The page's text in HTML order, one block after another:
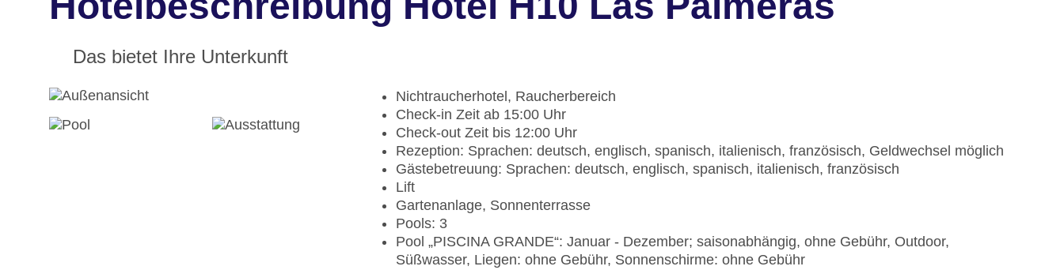
Das bietet Ihre Unterkunft
Nichtraucherhotel, Raucherbereich
Check-in Zeit ab 15:00 Uhr
Check-out Zeit bis 12:00 Uhr
Rezeption: Sprachen: deutsch, englisch, spanisch, italienisch, französisch, Geldwechsel möglich
Gästebetreuung: Sprachen: deutsch, englisch, spanisch, italienisch, französisch
Lift
Gartenanlage, Sonnenterrasse
Pools: 3
Pool „PISCINA GRANDE“: Januar - Dezember; saisonabhängig, ohne Gebühr, Outdoor,
Süßwasser, Liegen: ohne Gebühr, Sonnenschirme: ohne Gebühr